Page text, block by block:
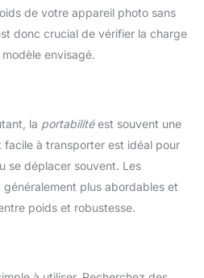
de votre appareil photo sans
donc crucial de vérifier la charge
envisagé.
la portabilitéest souvent une
à transporter est idéal pour
se déplacer souvent. Les
généralement plus abordables et
poids et robustesse.